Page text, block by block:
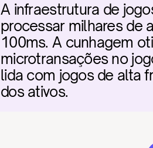
A infraestrutura de
processar milhares de
100ms. A cunhagem
microtransações no
lida com jogos de alta
dos ativos.